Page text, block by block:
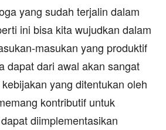
yang sudah terjalin dalam
ini bisa kita wujudkan dalam
masukan yang produktif
dapat dari awal akan sangat
yang ditentukan oleh
kontributif untuk
diimplementasikan